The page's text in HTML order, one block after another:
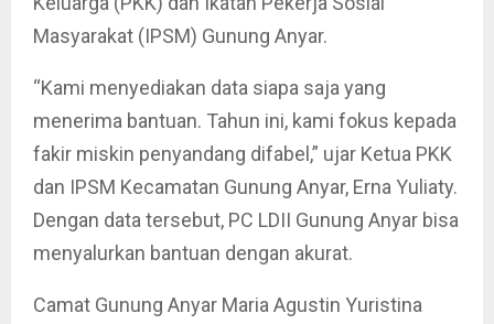
Masyarakat (IPSM) Gunung Anyar.
“Kami menyediakan data siapa saja yang
menerima bantuan. Tahun ini, kami fokus kepada
fakir miskin penyandang difabel,” ujar Ketua PKK
dan IPSM Kecamatan Gunung Anyar, Erna Yuliaty.
Dengan data tersebut, PC LDII Gunung Anyar bisa
menyalurkan bantuan dengan akurat.
Camat Gunung Anyar Maria Agustin Yuristina